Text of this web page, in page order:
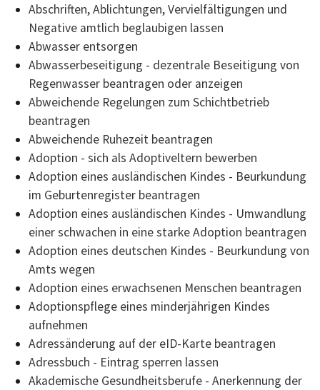
Abschriften, Ablichtungen, Vervielfältigungen und
Negative amtlich beglaubigen lassen
Abwasser entsorgen
Abwasserbeseitigung - dezentrale Beseitigung von
Regenwasser beantragen oder anzeigen
Abweichende Regelungen zum Schichtbetrieb
beantragen
Abweichende Ruhezeit beantragen
Adoption - sich als Adoptiveltern bewerben
Adoption eines ausländischen Kindes - Beurkundung
im Geburtenregister beantragen
Adoption eines ausländischen Kindes - Umwandlung
einer schwachen in eine starke Adoption beantragen
Adoption eines deutschen Kindes - Beurkundung von
Amts wegen
Adoption eines erwachsenen Menschen beantragen
Adoptionspflege eines minderjährigen Kindes
aufnehmen
Adressänderung auf der eID-Karte beantragen
Adressbuch - Eintrag sperren lassen
Akademische Gesundheitsberufe - Anerkennung der